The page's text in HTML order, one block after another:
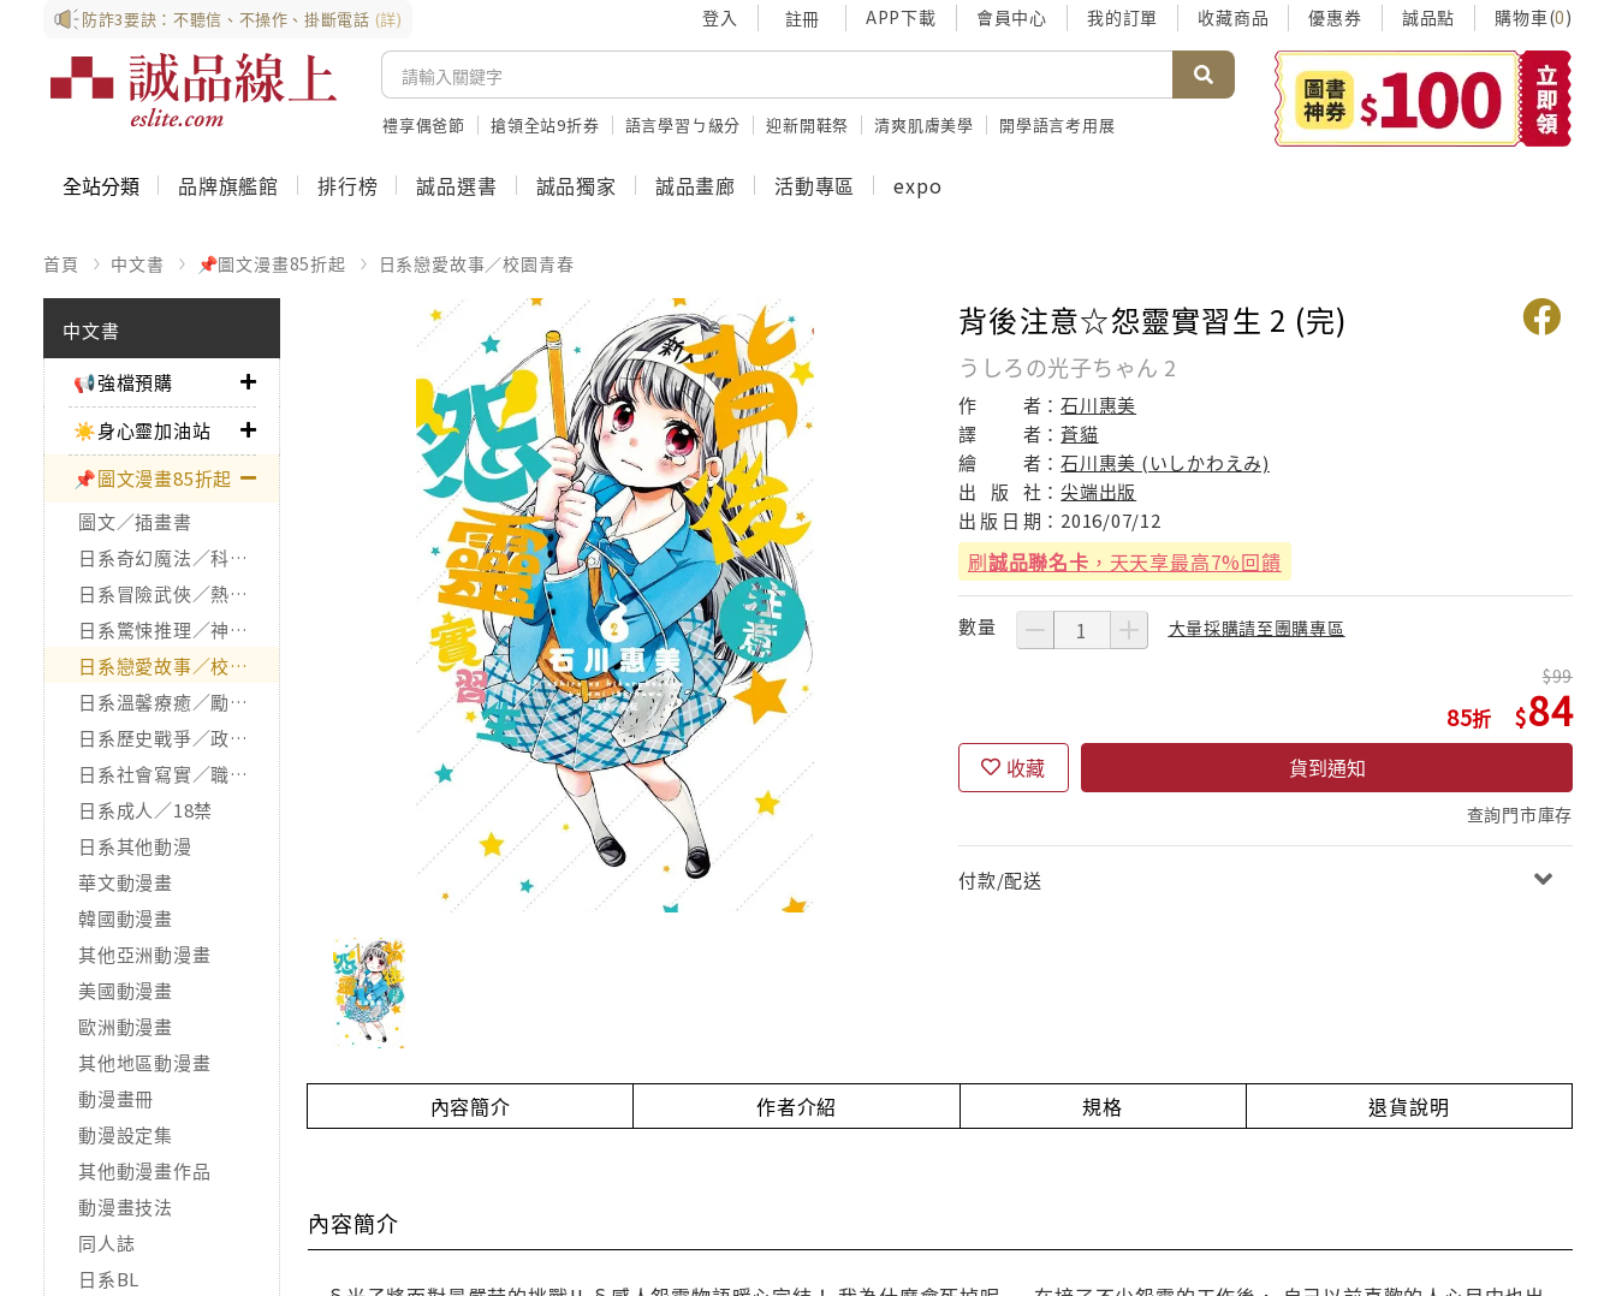
防詐3要訣：不聽信、不操作、掛斷電話 (詳) 登入 註冊 APP下載 會員中心 我的訂單 收藏商品 優惠券 誠品點 購物車(0)
禮享偶爸節 搶領全站9折券 語言學習ㄅ級分 迎新開鞋祭 清爽肌膚美學 開學語言考用展
全站分類 品牌旗艦館 排行榜 誠品選書 誠品獨家 誠品畫廊 活動專區 expo
首頁 中文書 📌圖文漫畫85折起 日系戀愛故事／校園青春
中文書
📢強檔預購
☀️身心靈加油站
📌圖文漫畫85折起
圖文／插畫書
日系奇幻魔法／科幻冒險
日系冒險武俠／熱血運動
日系驚悚推理／神怪靈異
日系戀愛故事／校園青春
日系溫馨療癒／勵志搞笑
日系歷史戰爭／政治宗教
日系社會寫實／職場職人
日系成人／18禁
日系其他動漫
華文動漫畫
韓國動漫畫
其他亞洲動漫畫
美國動漫畫
歐洲動漫畫
其他地區動漫畫
動漫畫冊
動漫設定集
其他動漫畫作品
動漫畫技法
同人誌
日系BL
背後注意☆怨靈實習生 2 (完)
うしろの光子ちゃん 2
作 者：石川惠美
譯
者：蒼貓
繪
者：石川惠美 (いしかわえみ)
出
版 社：尖端出版
出 版 日 期： 2016/07/12
刷誠品聯名卡 ，天天享最高7%回饋
數量 大量採購請至團購專區
85
99
84
收藏 貨到通知
查詢門市庫存
付款/配送
內容簡介 作者介紹 規格 退貨說明
內容簡介